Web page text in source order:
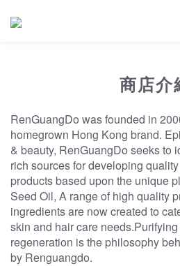
商店介
RenGuangDo was founded in
homegrown Hong Kong brand.
& beauty, RenGuangDo seeks to
rich sources for developing
products based upon the unique
Seed Oil, A range of high quality
ingredients are now created to
skin and hair care
regeneration is the philosophy
by Renguangdo.